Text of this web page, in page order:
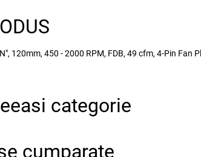
120mm, 450 - 2000 RPM, FDB, 49 cfm, 4-Pin Fan
categorie
cumparate